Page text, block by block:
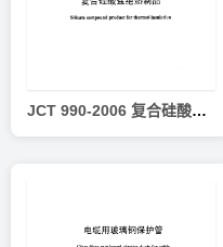
JCT 990-2006 复合硅酸盐绝热制品